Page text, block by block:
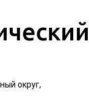
округ,